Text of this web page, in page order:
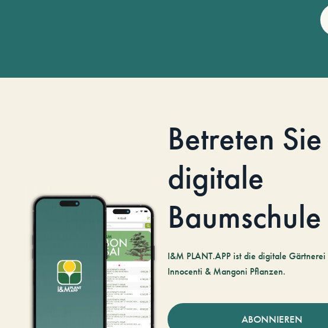
Betreten
digitale
Baumschule
I&M PLANT.APP ist die digitale Gärtnerei
Innocenti & Mangoni Pflanzen.
ABONNIEREN